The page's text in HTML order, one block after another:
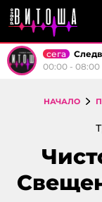
сега
00:00 - 08:00
НАЧАЛО